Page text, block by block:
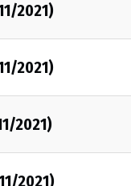
2021)
2021)
2021)
2021)